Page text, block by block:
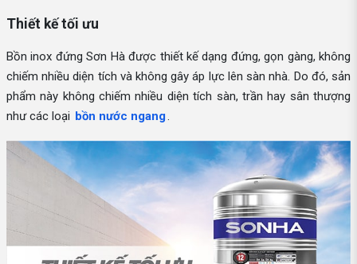
Thiết kế tối ưu
Bồn inox đứng Sơn Hà được thiết kế dạng đứng, gọn gàng, không
chiếm nhiều diện tích và không gây áp lực lên sàn nhà. Do đó, sản
phẩm này không chiếm nhiều diện tích sàn, trần hay sân thượng
như các loại bồn nước ngang.